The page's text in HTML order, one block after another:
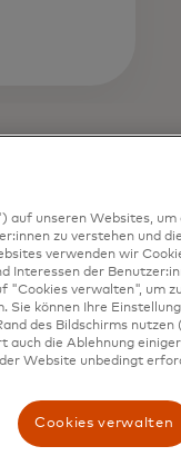
auf unseren Websites, um
zu verstehen und die
verwenden wir
Interessen der
"Cookies verwalten", um
Sie können Ihre
des Bildschirms nutzen
auch die Ablehnung
Website unbedingt
Cookies verwalten